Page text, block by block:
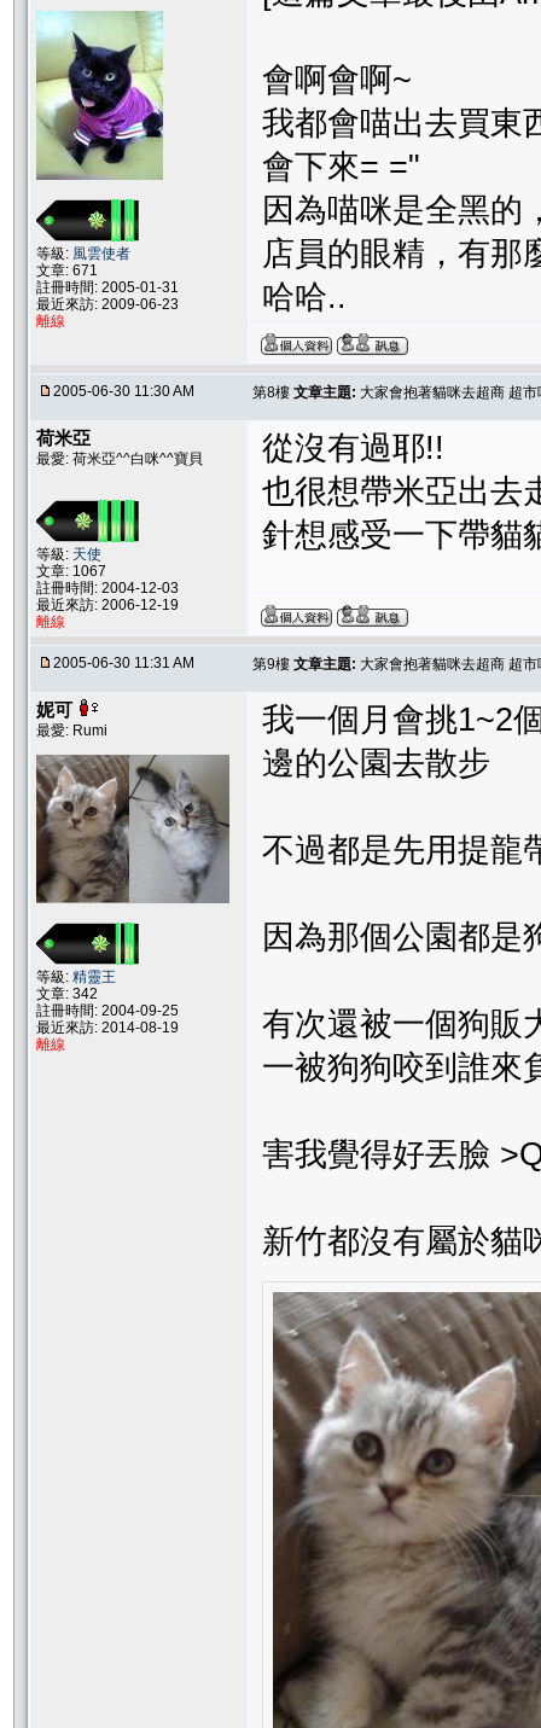
等級: 風雲使者
文章: 671
註冊時間: 2005-01-31
最近來訪: 2009-06-23
離線
會啊會啊~
我都會喵出去買東
會下來= ="
因為喵咪是全黑的
店員的眼精，有那
哈哈..
2005-06-30 11:30 AM 第8樓 文章主題: 大家會抱著貓咪去超商 超
荷米亞
最愛: 荷米亞^^白咪^^寶貝
等級: 天使
文章: 1067
註冊時間: 2004-12-03
最近來訪: 2006-12-19
離線
從沒有過耶!!
也很想帶米亞出去
針想感受一下帶貓
2005-06-30 11:31 AM 第9樓 文章主題: 大家會抱著貓咪去超商 超
妮可
最愛: Rumi
等級: 精靈王
文章: 342
註冊時間: 2004-09-25
最近來訪: 2014-08-19
離線
我一個月會挑1~2
邊的公園去散步
不過都是先用提龍
因為那個公園都是
有次還被一個狗販
一被狗狗咬到誰來
害我覺得好丟臉
新竹都沒有屬於貓